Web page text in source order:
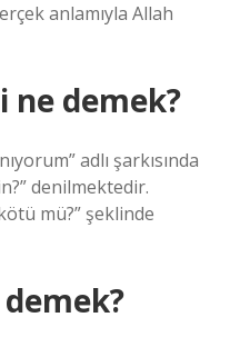
anlamıyla Allah
ne demek?
adlı şarkısında
denilmektedir.
mü?” şeklinde